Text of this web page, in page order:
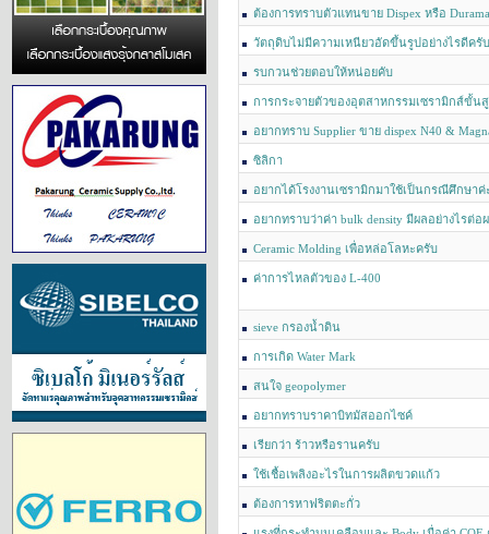
ต้องการทราบตัวแทนขาย Dispex หรือ
ศึกษาค่ะ
วัตถุดิบไม่มีความเหนียวอัดขึ้นรูปอย่างไรดีครับ
รบกวนช่วยตอบให้หน่อยคับ
การกระจายตัวของอุตสาหกรรมเซรามิกส์ขั้น
อยากทราบ Supplier ขาย dispex N40 &
ซิลิกา
อยากได้โรงงานเซรามิกมาใช้เป็นกรณีศึกษาค่
อยากทราบว่าค่า bulk density มีผลอย่างไรต่
Ceramic Molding เพื่อหล่อโลหะครับ
ค่าการไหลตัวของ L-400
sieve กรองน้ำดิน
การเกิด Water Mark
สนใจ geopolymer
อยากทราบราคาบิทมัสออกไซค์
เรียกว่า ร้าวหรือรานครับ
ใช้เชื้อเพลิงอะไรในการผลิตขวดแก้ว
ต้องการหาฟริตตะกั่ว